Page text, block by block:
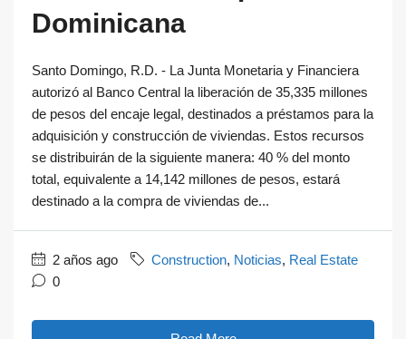
Dominicana
Santo Domingo, R.D. - La Junta Monetaria y Financiera
autorizó al Banco Central la liberación de 35,335 millones
de pesos del encaje legal, destinados a préstamos para la
adquisición y construcción de viviendas. Estos recursos
se distribuirán de la siguiente manera: 40 % del monto
total, equivalente a 14,142 millones de pesos, estará
destinado a la compra de viviendas de...
2 años ago Construction, Noticias, Real Estate
0